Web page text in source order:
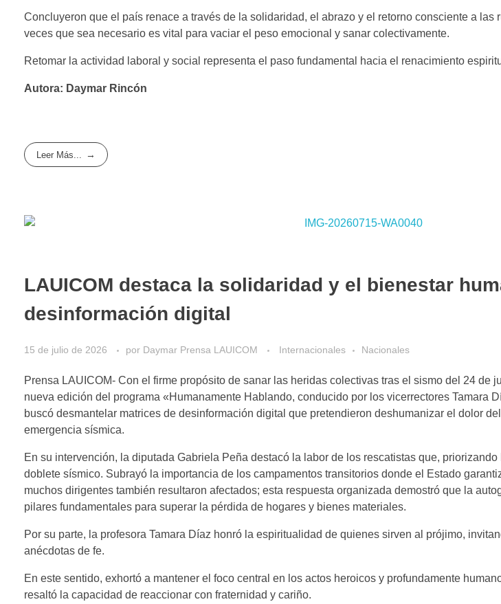
Concluyeron que el país renace a través de la solidaridad, el abrazo y el retorno consciente a las
veces que sea necesario es vital para vaciar el peso emocional y sanar colectivamente.
Retomar la actividad laboral y social representa el paso fundamental hacia el renacimiento
Autora: Daymar Rincón
Leer Más...
​LAUICOM destaca la solidaridad y el bienestar
desinformación digital
15 de julio de 2026 por Daymar Prensa LAUICOM Internacionales Nacionales
Prensa LAUICOM- Con el firme propósito de sanar las heridas colectivas tras el sismo del 24 de
nueva edición del programa «Humanamente Hablando, conducido por los vicerrectores Tamara
buscó desmantelar matrices de desinformación digital que pretendieron deshumanizar el dolor
emergencia sísmica.
En su intervención, la diputada Gabriela Peña destacó la labor de los rescatistas que,
doblete sísmico. Subrayó la importancia de los campamentos transitorios donde el Estado
muchos dirigentes también resultaron afectados; esta respuesta organizada demostró que la
pilares fundamentales para superar la pérdida de hogares y bienes materiales.
Por su parte, la profesora Tamara Díaz honró la espiritualidad de quienes sirven al prójimo,
anécdotas de fe.
En este sentido, exhortó a mantener el foco central en los actos heroicos y profundamente
resaltó la capacidad de reaccionar con fraternidad y cariño.